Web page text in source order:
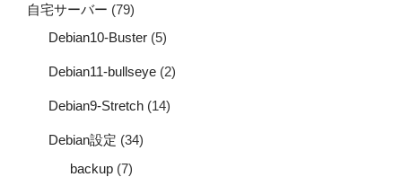
自宅サーバー (79)
Debian10-Buster (5)
Debian11-bullseye (2)
Debian9-Stretch (14)
Debian設定 (34)
backup (7)